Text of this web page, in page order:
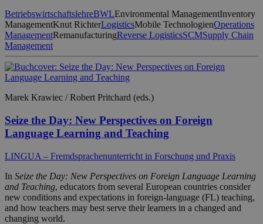
BetriebswirtschaftslehreBWLEnvironmental ManagementInventory
ManagementKnut RichterLogisticsMobile TechnologienOperations
ManagementRemanufacturingReverse LogisticsSCMSupply Chain
Management
Marek Krawiec / Robert Pritchard (eds.)
Seize the Day: New Perspectives on Foreign
Language Learning and Teaching
LINGUA – Fremdsprachenunterricht in Forschung und Praxis
In Seize the Day: New Perspectives on Foreign Language Learning
and Teaching, educators from several European countries consider
new conditions and expectations in foreign-language (FL) teaching,
and how teachers may best serve their learners in a changed and
changing world.